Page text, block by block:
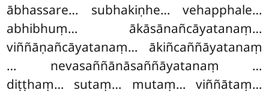
ābhassare… subhakiṇhe… vehapphale…
abhibhuṃ… ākāsānañcāyatanaṃ…
viññāṇañcāyatanaṃ… ākiñcaññāyatanaṃ
… nevasaññānāsaññāyatanaṃ …
diṭṭhaṃ… sutaṃ… mutaṃ… viññātaṃ…